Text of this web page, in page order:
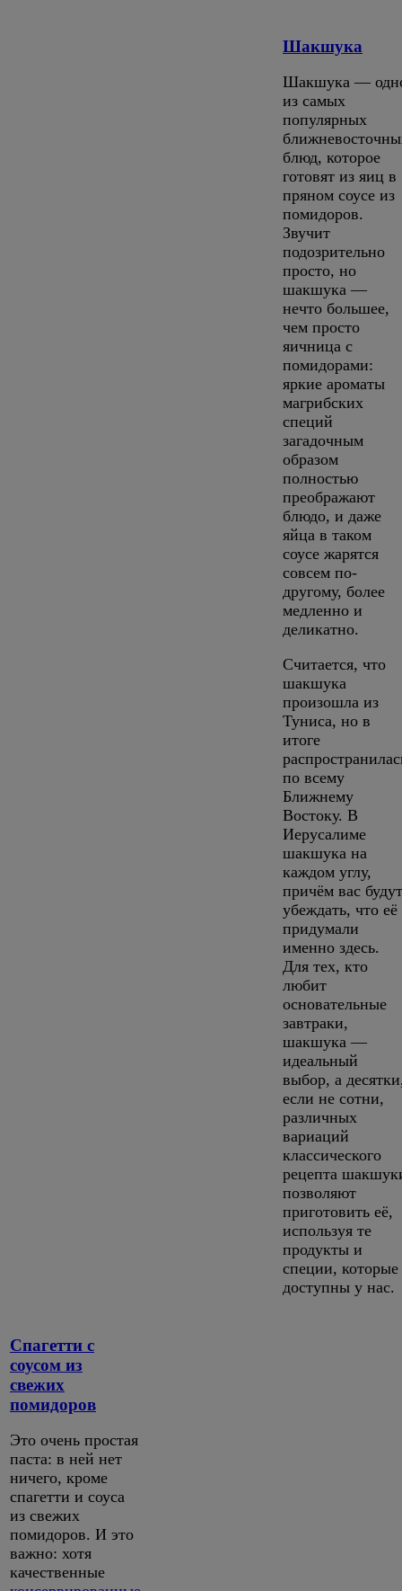
Шакшука
Шакшука —
из самых
популярных
блюд, которое
готовят из яиц в
пряном соусе из
помидоров.
Звучит
подозрительно
просто, но
шакшука —
нечто большее,
чем просто
яичница с
помидорами:
яркие ароматы
магрибских
специй
загадочным
образом
полностью
преображают
блюдо, и даже
яйца в таком
соусе жарятся
совсем по-
другому, более
медленно и
деликатно.
Считается, что
шакшука
произошла из
Туниса, но в
итоге
по всему
Ближнему
Востоку. В
Иерусалиме
шакшука на
каждом углу,
причём вас будут
убеждать, что её
придумали
именно здесь.
Для тех, кто
любит
основательные
завтраки,
шакшука —
идеальный
выбор, а
если не сотни,
различных
вариаций
классического
рецепта
позволяют
приготовить её,
используя те
продукты и
специи, которые
доступны у нас.
Спагетти с
соусом из
свежих
помидоров
Это очень простая
паста: в ней нет
ничего, кроме
спагетти и соуса
из свежих
помидоров. И это
важно: хотя
качественные